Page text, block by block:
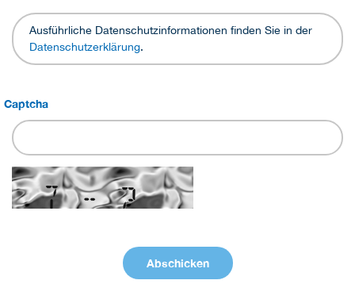
Ausführliche Datenschutzinformationen finden Sie in der
Datenschutzerklärung.
Captcha